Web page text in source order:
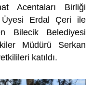
Acentaları Birliği
Üyesi Erdal Çeri ile
Bilecik Belediyesi
Müdürü Serkan
katıldı.